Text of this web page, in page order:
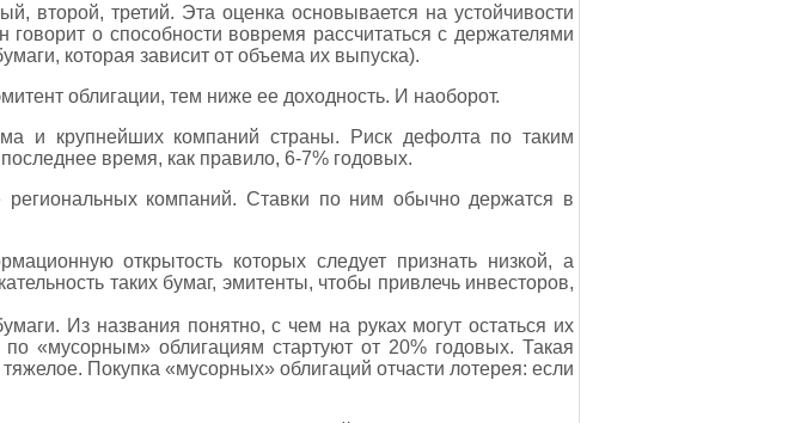
второй, третий. Эта оценка основывается на устойчивости
о способности вовремя рассчитаться с держателями
которая зависит от объема их выпуска).
облигации, тем ниже ее доходность. И наоборот.
и крупнейших компаний страны. Риск дефолта по таким
время, как правило, 6-7% годовых.
компаний. Ставки по ним обычно держатся в
открытость которых следует признать низкой, а
таких бумаг, эмитенты, чтобы привлечь инвесторов,
Из названия понятно, с чем на руках могут остаться их
«мусорным» облигациям стартуют от 20% годовых. Такая
Покупка «мусорных» облигаций отчасти лотерея: если